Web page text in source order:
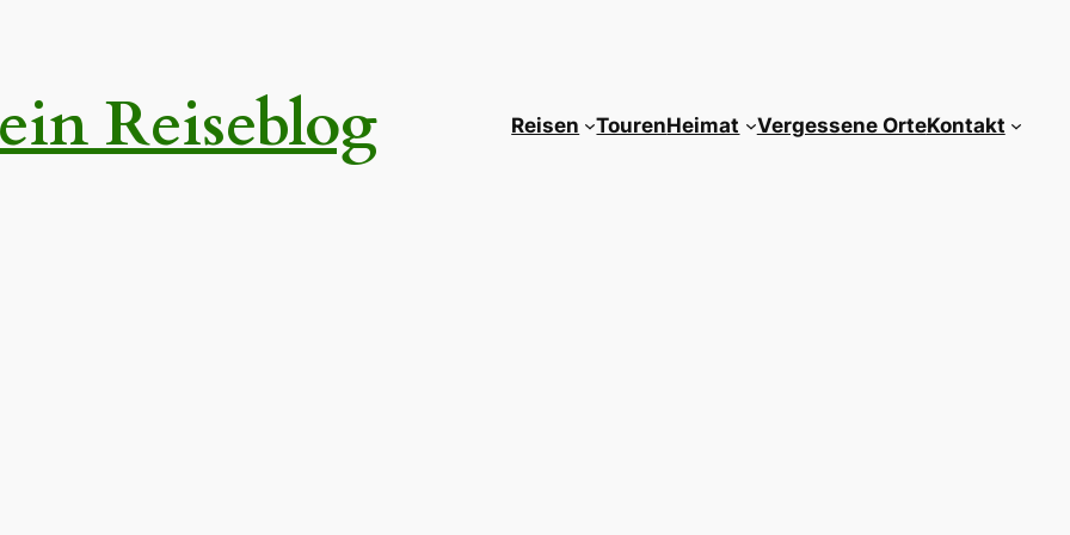
Reiseblog Reisen TourenHeimat Vergessene OrteKontakt